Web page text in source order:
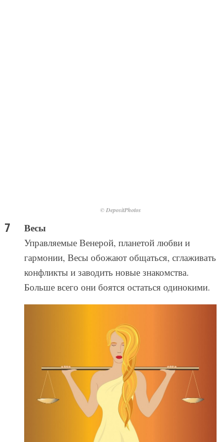
© DepositPhotos
Весы
Управляемые Венерой, планетой любви и
гармонии, Весы обожают общаться, сглаживать
конфликты и заводить новые знакомства.
Больше всего они боятся остаться одинокими.